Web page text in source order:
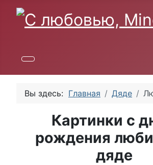
Вы здесь: Главная Дяде
Картинки с
рождения
дяде